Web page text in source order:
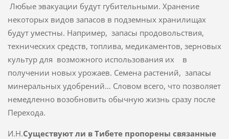
Любые эвакуации будут губительными. Хранение
некоторых видов запасов в подземных хранилищах
будут уместны. Например, запасы продовольствия,
технических средств, топлива, медикаментов, зерновых
культур для возможного использования их в
получении новых урожаев. Семена растений, запасы
минеральных удобрений… Словом всего, что позволяет
немедленно возобновить обычную жизнь сразу после
Перехода.
И.Н.Существуют ли в Тибете пропорены связанные